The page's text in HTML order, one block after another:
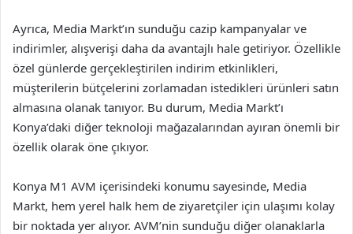
Ayrıca, Media Markt’ın sunduğu cazip kampanyalar ve
indirimler, alışverişi daha da avantajlı hale getiriyor. Özellikle
özel günlerde gerçekleştirilen indirim etkinlikleri,
müşterilerin bütçelerini zorlamadan istedikleri ürünleri satın
almasına olanak tanıyor. Bu durum, Media Markt’ı
Konya’daki diğer teknoloji mağazalarından ayıran önemli bir
özellik olarak öne çıkıyor.
Konya M1 AVM içerisindeki konumu sayesinde, Media
Markt, hem yerel halk hem de ziyaretçiler için ulaşımı kolay
bir noktada yer alıyor. AVM’nin sunduğu diğer olanaklarla